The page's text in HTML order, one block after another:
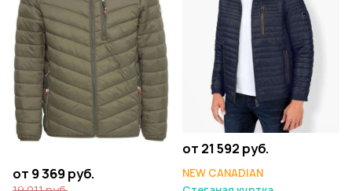
от 9 369 руб.
от 21 592 руб.
NEW CANADIAN